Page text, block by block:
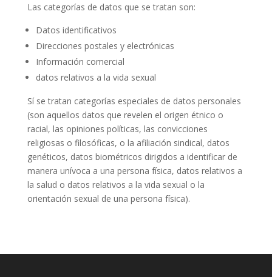
Las categorías de datos que se tratan son:
Datos identificativos
Direcciones postales y electrónicas
Información comercial
datos relativos a la vida sexual
Sí se tratan categorías especiales de datos personales
(son aquellos datos que revelen el origen étnico o
racial, las opiniones políticas, las convicciones
religiosas o filosóficas, o la afiliación sindical, datos
genéticos, datos biométricos dirigidos a identificar de
manera unívoca a una persona física, datos relativos a
la salud o datos relativos a la vida sexual o la
orientación sexual de una persona física).